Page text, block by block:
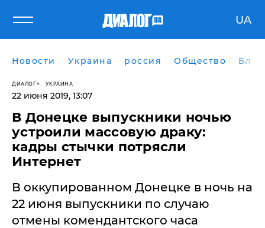
UA
Новости Украина россия Общество
ДИАЛОГ УКРАИНА
22 июня 2019, 13:07
​В Донецке выпускники ночью
устроили массовую драку:
кадры стычки потрясли
Интернет
В оккупированном Донецке в ночь на
22 июня выпускники по случаю
отмены комендантского часа